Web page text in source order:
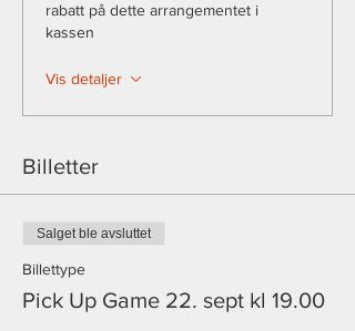
rabatt på dette arrangementet i
kassen
Vis detaljer
Billetter
Salget ble avsluttet
Billettype
Pick Up Game 22. sept kl 19.00